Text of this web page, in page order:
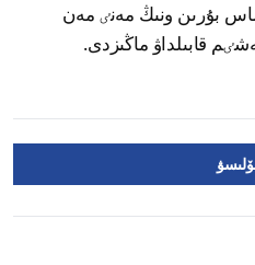
بۇرىن ونىڭ مەنٸ مەن
قابىلداۋ ماڭىزدى.